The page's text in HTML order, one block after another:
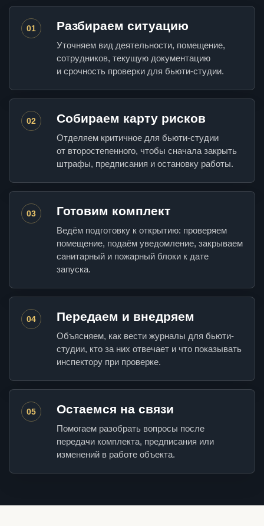
01 Разбираем ситуацию
Уточняем вид деятельности, помещение,
сотрудников, текущую документацию
и срочность проверки для бьюти-студии.
02 Собираем карту рисков
Отделяем критичное для бьюти-студии
от второстепенного, чтобы сначала закрыть
штрафы, предписания и остановку работы.
03 Готовим комплект
Ведём подготовку к открытию: проверяем
помещение, подаём уведомление, закрываем
санитарный и пожарный блоки к дате
запуска.
04 Передаем и внедряем
Объясняем, как вести журналы для бьюти-
студии, кто за них отвечает и что показывать
инспектору при проверке.
05 Остаемся на связи
Помогаем разобрать вопросы после
передачи комплекта, предписания или
изменений в работе объекта.